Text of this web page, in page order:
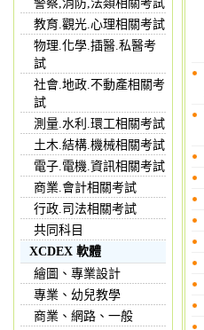
警察,消防,法類相關考試
教育.觀光.心理相關考試
物理.化學.插醫.私醫考
試
社會.地政.不動產相關考
試
測量.水利.環工相關考試
土木.結構.機械相關考試
電子.電機.資訊相關考試
商業.會計相關考試
行政.司法相關考試
共同科目
XCDEX 軟體
繪圖、專業設計
專業、幼兒教學
商業、網路、一般